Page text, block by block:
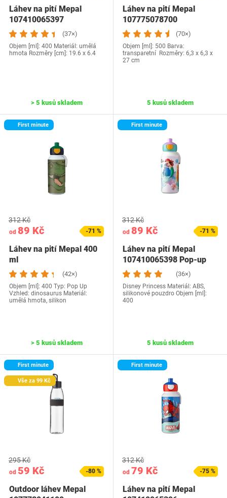
Láhev na pití Mepal
107410065397
(37×)
Objem [ml]: 400 Materiál: umělá
hmota Rozměry [cm]: 19.6 x 6.4
> 5 kusů skladem
Láhev na pití Mepal
107775078700
(70×)
Objem [ml]: 500 Barva:
transparetní Rozměry: ‎6,3 x 6,3 x
27 cm
5 kusů skladem
First minute
od 89 Kč
312 Kč
-71 %
Láhev na pití Mepal 400
ml
(42×)
Objem [ml]: 400 Typ: Pop Up
Vzhled: dinosaurus Materiál:
umělá hmota, silikon
> 5 kusů skladem
First minute
od 89 Kč
312 Kč
-71 %
Láhev na pití Mepal
107410065398 Pop-up
(36×)
Disney Princess Materiál: ABS,
silikonové pouzdro Objem [ml]:
400
5 kusů skladem
First minute
Vše za 99 Kč
od 59 Kč
295 Kč
-80 %
Outdoor láhev Mepal
First minute
od 79 Kč
312 Kč
-75 %
Láhev na pití Mepal